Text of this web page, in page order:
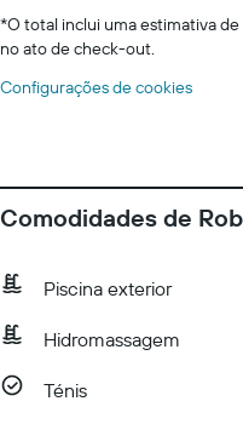
*O total inclui uma estimativa
no ato de check-out.
Configurações de cookies
Comodidades de
Piscina exterior
Hidromassagem
Ténis